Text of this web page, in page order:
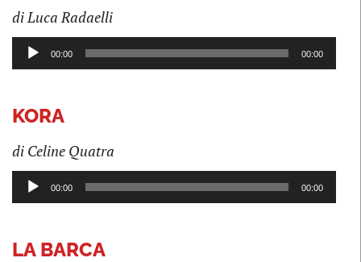
di Luca Radaelli
Audio
Player
00:00 00:00
KORA
di Celine Quatra
Audio
Player
00:00 00:00
LA BARCA